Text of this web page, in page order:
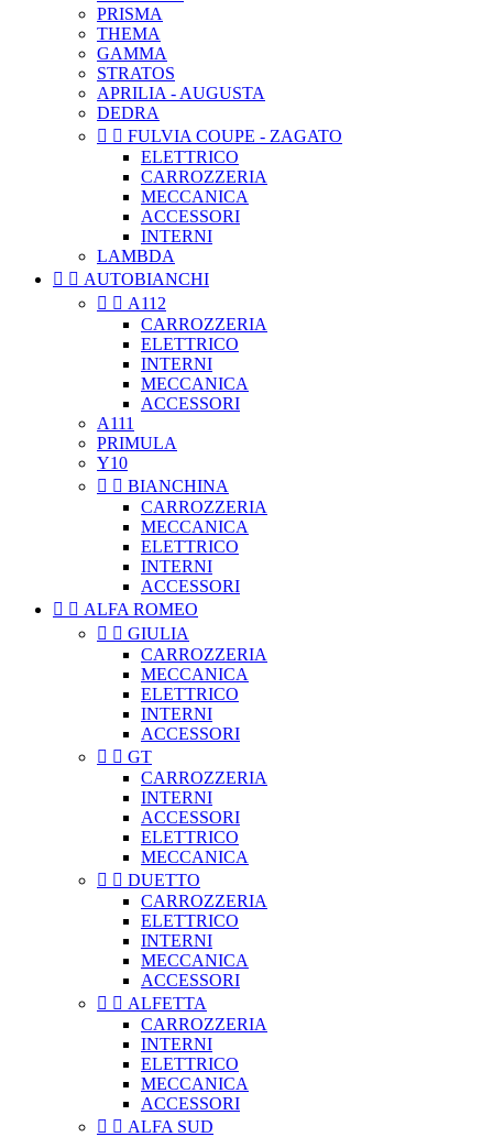
PRISMA
THEMA
GAMMA
STRATOS
APRILIA - AUGUSTA
DEDRA
  FULVIA COUPE - ZAGATO
ELETTRICO
CARROZZERIA
MECCANICA
ACCESSORI
INTERNI
LAMBDA
  AUTOBIANCHI
  A112
CARROZZERIA
ELETTRICO
INTERNI
MECCANICA
ACCESSORI
A111
PRIMULA
Y10
  BIANCHINA
CARROZZERIA
MECCANICA
ELETTRICO
INTERNI
ACCESSORI
  ALFA ROMEO
  GIULIA
CARROZZERIA
MECCANICA
ELETTRICO
INTERNI
ACCESSORI
  GT
CARROZZERIA
INTERNI
ACCESSORI
ELETTRICO
MECCANICA
  DUETTO
CARROZZERIA
ELETTRICO
INTERNI
MECCANICA
ACCESSORI
  ALFETTA
CARROZZERIA
INTERNI
ELETTRICO
MECCANICA
ACCESSORI
  ALFA SUD